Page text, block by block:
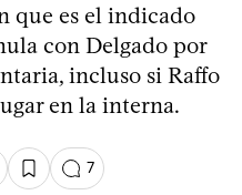
que es el indicado
con Delgado por
incluso si Raffo
en la interna.
7